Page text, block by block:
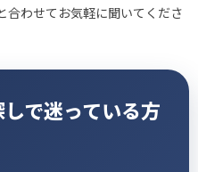
合わせてお気軽に聞いてくださ
で迷っている方